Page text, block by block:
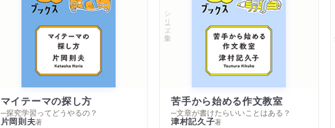
マイテーマの探し方
─探究学習ってどうやるの？
片岡則夫著
シリーズ・全集
苦手から始める作文教室
─文章が書けたらいいことはある？
津村記久子著